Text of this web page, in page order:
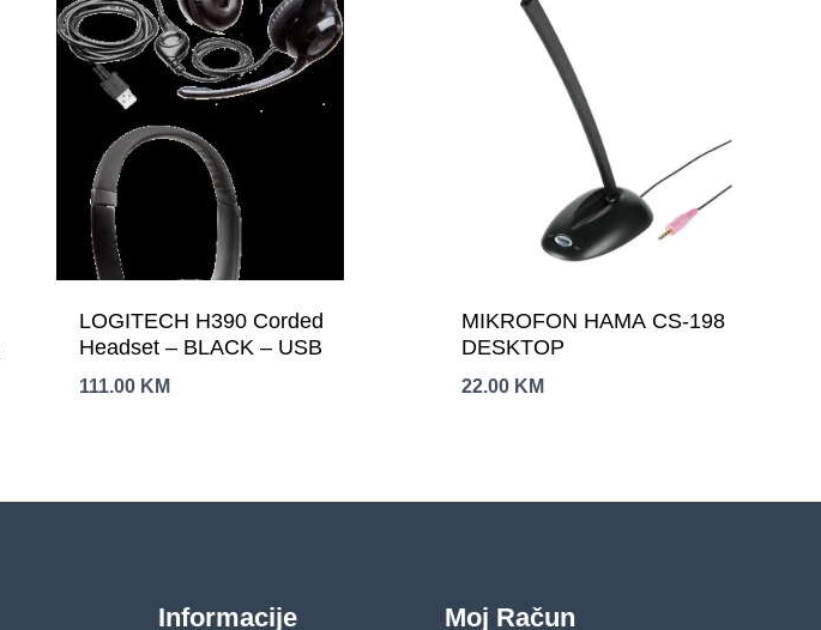
LOGITECH H390 Corded
Headset – BLACK – USB
111.00 KM
MIKROFON HAMA CS-198
DESKTOP
22.00 KM
Informacije Moj Račun